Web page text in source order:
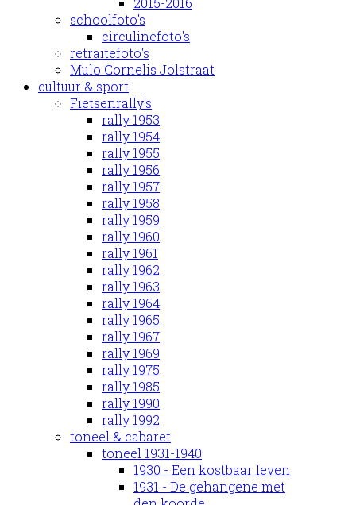
schoolfoto's
circulinefoto's
retraitefoto's
Mulo Cornelis Jolstraat
cultuur & sport
Fietsenrally's
rally 1953
rally 1954
rally 1955
rally 1956
rally 1957
rally 1958
rally 1959
rally 1960
rally 1961
rally 1962
rally 1963
rally 1964
rally 1965
rally 1967
rally 1969
rally 1975
rally 1985
rally 1990
rally 1992
toneel & cabaret
toneel 1931-1940
1930 - Een kostbaar leven
1931 - De gehangene met